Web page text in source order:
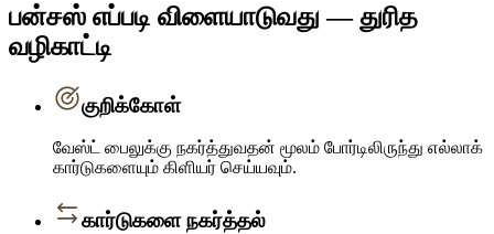
பன்சஸ் எப்படி விளையாடுவது — துரித
வழிகாட்டி
குறிக்கோள்
வேஸ்ட் பைலுக்கு நகர்த்துவதன் மூலம் போர்டிலிருந்து எல்லாக்
கார்டுகளையும் கிளியர் செய்யவும்.
கார்டுகளை நகர்த்தல்